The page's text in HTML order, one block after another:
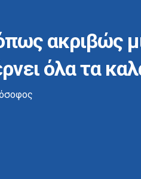
ακριβώς
όλα τα